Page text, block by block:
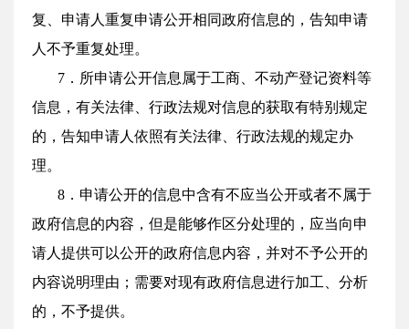
复、申请人重复申请公开相同政府信息的，告知申请
人不予重复处理。
7．所申请公开信息属于工商、不动产登记资料等
信息，有关法律、行政法规对信息的获取有特别规定
的，告知申请人依照有关法律、行政法规的规定办
理。
8．申请公开的信息中含有不应当公开或者不属于
政府信息的内容，但是能够作区分处理的，应当向申
请人提供可以公开的政府信息内容，并对不予公开的
内容说明理由；需要对现有政府信息进行加工、分析
的，不予提供。